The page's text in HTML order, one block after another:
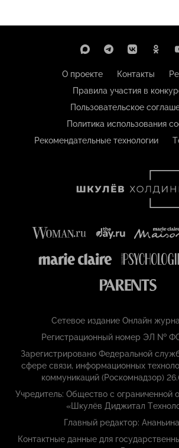
О проекте Контакты
Правила участия в
Пользовательское
Политика использования
Рекомендательные технологии
Сетевое издание Онлайн
Регистрационный номер ЭЛ №
Зарегистрировано Федеральной
сфере связи, информационных
коммуникаций (Роскомнадзор)
Учредитель: Общество с ограниченной
«Шкулёв Диджитал
Главный редактор:
Контактные данные для